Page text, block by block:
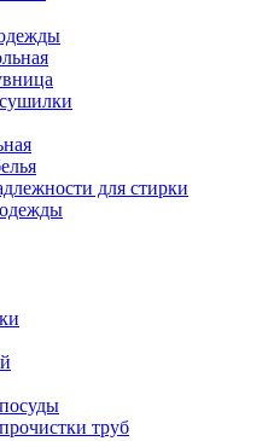
для стирки
труб